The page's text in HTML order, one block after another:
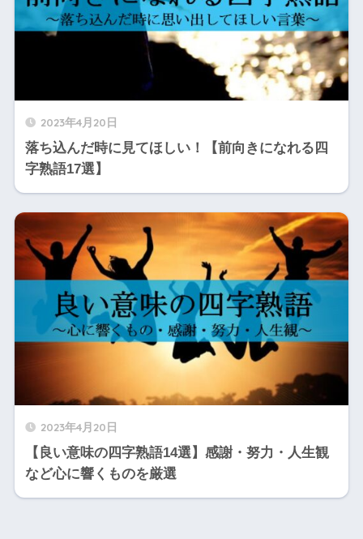
2023年4月20日
落ち込んだ時に見てほしい！【前向きになれる四
字熟語17選】
2023年4月20日
【良い意味の四字熟語14選】感謝・努力・人生観
など心に響くものを厳選